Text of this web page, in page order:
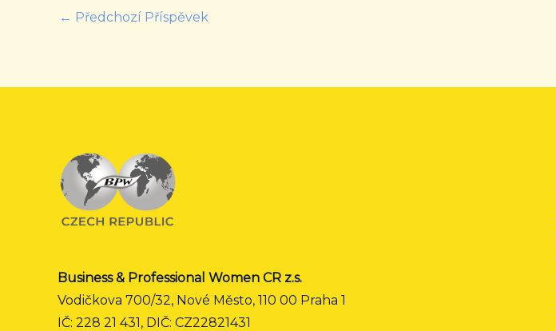
← Předchozí Příspěvek
Business & Professional Women CR z.s.
Vodičkova 700/32, Nové Město, 110 00 Praha 1
IČ: 228 21 431, DIČ: CZ22821431